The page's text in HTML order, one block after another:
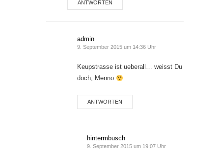
ANTWORTEN
admin
9. September 2015 um 14:36 Uhr
Keupstrasse ist ueberall… weisst Du
doch, Menno
ANTWORTEN
hintermbusch
9. September 2015 um 19:07 Uhr